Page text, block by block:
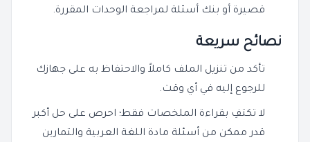
قصيرة أو بنك أسئلة لمراجعة الوحدات المقررة.
نصائح سريعة
تأكد من تنزيل الملف كاملاً والاحتفاظ به على جهازك
للرجوع إليه في أي وقت.
لا تكتفِ بقراءة الملخصات فقط؛ احرص على حل أكبر
قدر ممكن من أسئلة مادة اللغة العربية والتمارين